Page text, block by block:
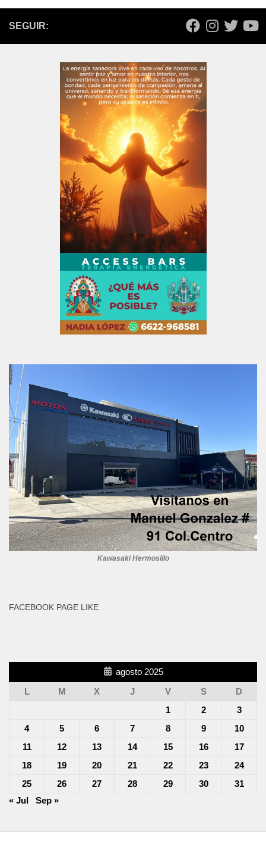
SEGUIR:
Kawasaki Hermosillo
FACEBOOK PAGE LIKE
agosto 2025
L
M X J V S
D
1
2
3
4
5 6 7 8 9
10
11
12 13 14 15 16
17
18
19 20 21 22 23
24
25
26 27 28 29 30
31
« Jul
Sep »